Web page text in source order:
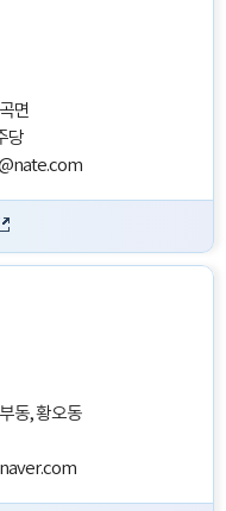
면
당
동, 황오동